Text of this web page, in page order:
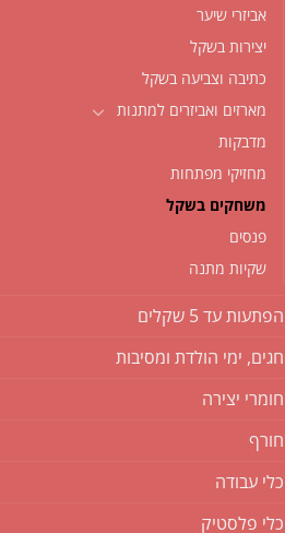
אביזרי שיער
יצירות בשקל
כתיבה וצביעה בשקל
מארזים ואביזרים למתנות
מדבקות
מחזיקי מפתחות
משחקים בשקל
פנסים
שקיות מתנה
הפתעות עד 5 שקלים
חגים, ימי הולדת ומסיבות
חומרי יצירה
חורף
כלי עבודה
כלי פלסטיק